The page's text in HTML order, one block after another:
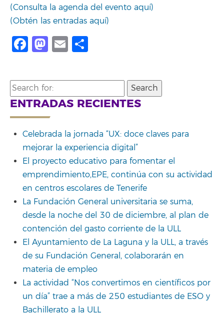
(Consulta la agenda del evento aquí)
(Obtén las entradas aquí)
Facebook
Mastodon
Email
Search
for:
ENTRADAS RECIENTES
Celebrada la jornada “UX: doce claves para
mejorar la experiencia digital”
El proyecto educativo para fomentar el
emprendimiento,EPE, continúa con su actividad
en centros escolares de Tenerife
La Fundación General universitaria se suma,
desde la noche del 30 de diciembre, al plan de
contención del gasto corriente de la ULL
El Ayuntamiento de La Laguna y la ULL, a través
de su Fundación General, colaborarán en
materia de empleo
La actividad “Nos convertimos en científicos por
un día” trae a más de 250 estudiantes de ESO y
Bachillerato a la ULL